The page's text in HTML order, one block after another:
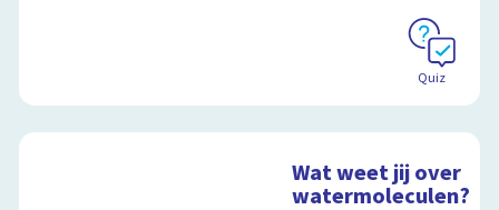
Quiz
Wat weet jij over
watermoleculen?